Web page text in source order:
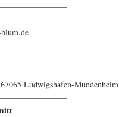
Ludwigshafen-Mundenheim